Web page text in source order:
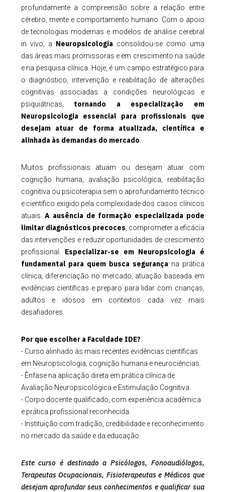
profundamente a compreensão sobre a relação entre
cérebro, mente e comportamento humano. Com o apoio
de tecnologias modernas e modelos de análise cerebral
in vivo, a Neuropsicologia consolidou-se como uma
das áreas mais promissoras e em crescimento na saúde
e na pesquisa clínica. Hoje, é um campo estratégico para
o diagnóstico, intervenção e reabilitação de alterações
cognitivas associadas a condições neurológicas e
psiquiátricas, tornando a especialização em
Neuropsicologia essencial para profissionais que
desejam atuar de forma atualizada, científica e
alinhada às demandas do mercado
Muitos profissionais atuam ou desejam atuar com
cognição humana, avaliação psicológica, reabilitação
cognitiva ou psicoterapia sem o aprofundamento técnico
e científico exigido pela complexidade dos casos clínicos
atuais.A ausência de formação especializada pode
limitar diagnósticos precoces , comprometer a eficácia
das intervenções e reduzir oportunidades de crescimento
profissional. Especializar-se em Neuropsicologia é
fundamental para quem busca segurança na prática
clínica, diferenciação no mercado, atuação baseada em
evidências científicas e preparo para lidar com crianças,
adultos e idosos em contextos cada vez mais
desafiadores.
Por que escolher a Faculdade IDE?
- Curso alinhado às mais recentes evidências científicas
em Neuropsicologia, cognição humana e neurociências.
- Ênfase na aplicação direta em prática clínica de
Avaliação Neuropsicológica e Estimulação Cognitiva.
- Corpo docente qualificado, com experiência acadêmica
e prática profissional reconhecida.
- Instituição com tradição, credibilidade e reconhecimento
no mercado da saúde e da educação.
Este curso é destinado a Psicólogos, Fonoaudiólogos,
Terapeutas Ocupacionais, Fisioterapeutas e Médicos que
desejam aprofundar seus conhecimentos e qualificar sua